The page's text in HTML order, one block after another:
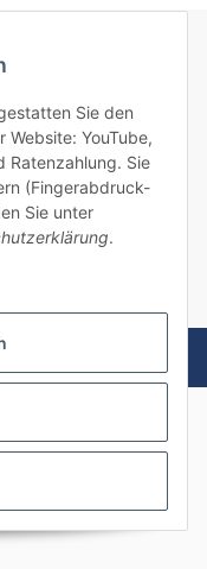
Sie den
Website: YouTube,
Ratenzahlung. Sie
(Fingerabdruck-
Sie unter
.